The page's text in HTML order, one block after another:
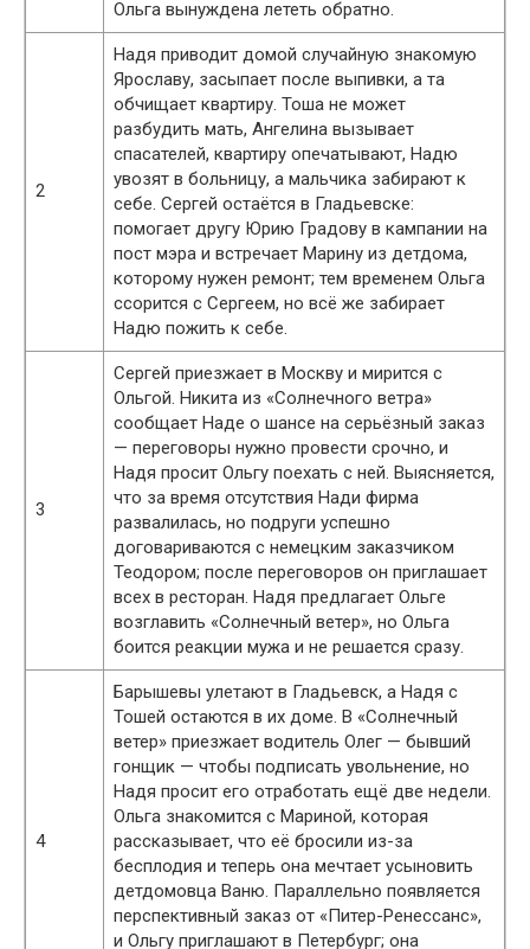
Ольга вынуждена лететь обратно.
2
Надя приводит домой случайную знакомую
Ярославу, засыпает после выпивки, а та
обчищает квартиру. Тоша не может
разбудить мать, Ангелина вызывает
спасателей, квартиру опечатывают, Надю
увозят в больницу, а мальчика забирают к
себе. Сергей остаётся в Гладьевске:
помогает другу Юрию Градову в кампании на
пост мэра и встречает Марину из детдома,
которому нужен ремонт; тем временем Ольга
ссорится с Сергеем, но всё же забирает
Надю пожить к себе.
3
Сергей приезжает в Москву и мирится с
Ольгой. Никита из «Солнечного ветра»
сообщает Наде о шансе на серьёзный заказ
— переговоры нужно провести срочно, и
Надя просит Ольгу поехать с ней. Выясняется,
что за время отсутствия Нади фирма
развалилась, но подруги успешно
договариваются с немецким заказчиком
Теодором; после переговоров он приглашает
всех в ресторан. Надя предлагает Ольге
возглавить «Солнечный ветер», но Ольга
боится реакции мужа и не решается сразу.
4
Барышевы улетают в Гладьевск, а Надя с
Тошей остаются в их доме. В «Солнечный
ветер» приезжает водитель Олег — бывший
гонщик — чтобы подписать увольнение, но
Надя просит его отработать ещё две недели.
Ольга знакомится с Мариной, которая
рассказывает, что её бросили из-за
бесплодия и теперь она мечтает усыновить
детдомовца Ваню. Параллельно появляется
перспективный заказ от «Питер-Ренессанс»,
и Ольгу приглашают в Петербург; она